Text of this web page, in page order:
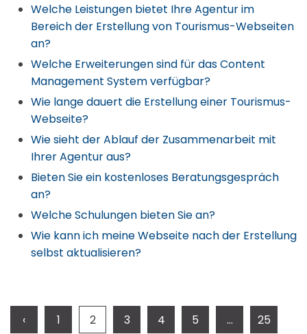
Welche Leistungen bietet Ihre Agentur im
Bereich der Erstellung von Tourismus-Webseiten
an?
Welche Erweiterungen sind für das Content
Management System verfügbar?
Wie lange dauert die Erstellung einer Tourismus-
Webseite?
Wie sieht der Ablauf der Zusammenarbeit mit
Ihrer Agentur aus?
Bieten Sie ein kostenloses Beratungsgespräch
an?
Welche Schulungen bieten Sie an?
Wie kann ich meine Webseite nach der Erstellung
selbst aktualisieren?
‹ 1 2 3 4 5 ... 25